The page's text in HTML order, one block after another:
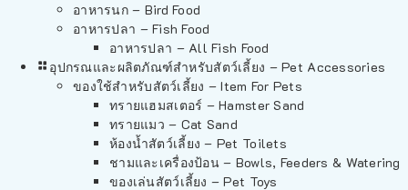
อาหารนก – Bird Food
อาหารปลา – Fish Food
อาหารปลา – All Fish Food
อุปกรณและผลิตภัณฑ์สำหรับสัตว์เลี้ยง – Pet Accessories
ของใช้สำหรับสัตว์เลี้ยง – Item For Pets
ทรายแฮมสเตอร์ – Hamster Sand
ทรายแมว – Cat Sand
ห้องน้ำสัตว์เลี้ยง – Pet Toilets
ชามและเครื่องป้อน – Bowls, Feeders & Watering
ของเล่นสัตว์เลี้ยง – Pet Toys